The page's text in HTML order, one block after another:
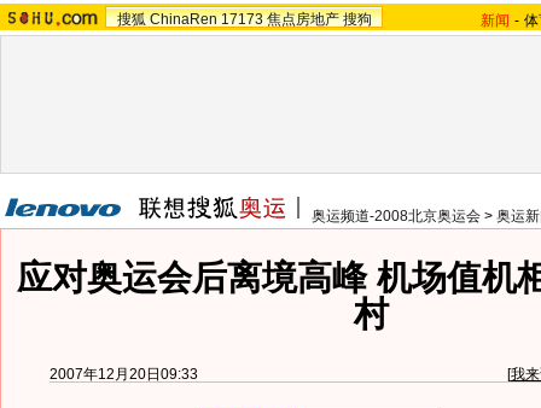
搜狐 ChinaRen 17173 焦点房地产 搜狗 新闻 -
奥运频道-2008北京奥运会 > 奥运
应对奥运会后离境高峰 机场值机
村
2007年12月20日09:33 [我